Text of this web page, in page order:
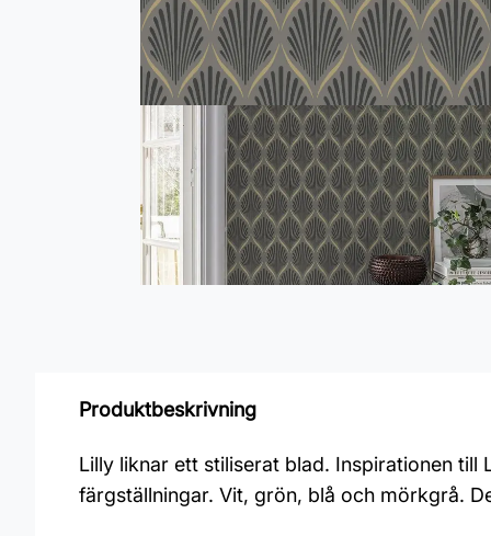
Produktbeskrivning
Lilly liknar ett stiliserat blad. Inspirationen
färgställningar. Vit, grön, blå och mörkgrå.